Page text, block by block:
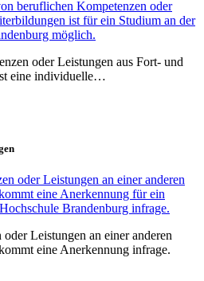
oder Leistungen aus Fort- und
eine individuelle…
Leistungen an einer anderen
eine Anerkennung infrage.